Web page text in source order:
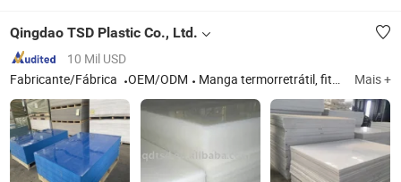
Qingdao TSD Plastic Co., Ltd.
10 Mil USD
Fabricante/Fábrica
OEM/ODM Manga termorretrátil, fita termorretrátil, extrusora manual, soldador de extrusão de plástico, varas de soldagem de plástico, cinta de fusão eletrostática de HDPE, junta de soldagem de fusão eletrostática de HDPE, manga de fusão eletrostática, chapa de plástico, placa de plástico Mais +